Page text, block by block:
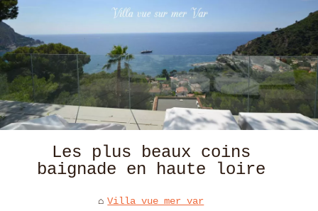
Les plus beaux coins
baignade en haute loire
Villa vue mer var